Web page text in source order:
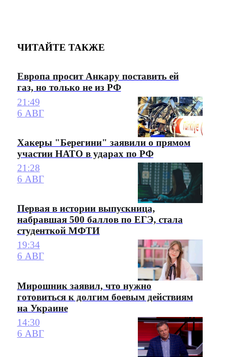
ЧИТАЙТЕ ТАКЖЕ
Европа просит Анкару поставить ей
газ, но только не из РФ
21:49
6 АВГ
Хакеры "Берегини" заявили о прямом
участии НАТО в ударах по РФ
21:28
6 АВГ
Первая в истории выпускница,
набравшая 500 баллов по ЕГЭ, стала
студенткой МФТИ
19:34
6 АВГ
Мирошник заявил, что нужно
готовиться к долгим боевым действиям
на Украине
14:30
6 АВГ